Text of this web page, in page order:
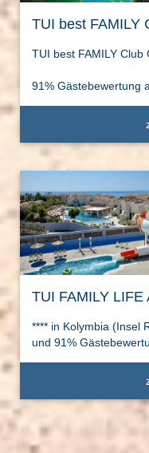
TUI best FAMILY
TUI best FAMILY Club
91% Gästebewertung
TUI FAMILY LIFE
**** in Kolymbia (Insel
und 91%